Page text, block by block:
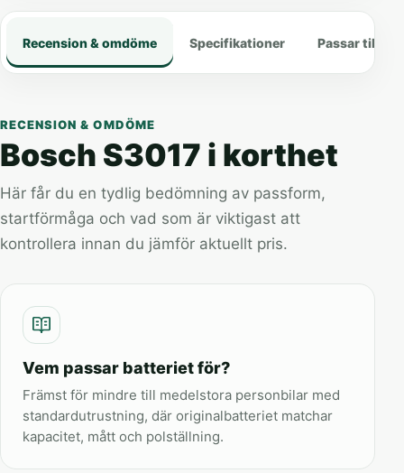
Recension & omdöme Specifikationer Passar till
RECENSION & OMDÖME
Bosch S3017 i korthet
Här får du en tydlig bedömning av passform,
startförmåga och vad som är viktigast att
kontrollera innan du jämför aktuellt pris.
Vem passar batteriet för?
Främst för mindre till medelstora personbilar med
standardutrustning, där originalbatteriet matchar
kapacitet, mått och polställning.